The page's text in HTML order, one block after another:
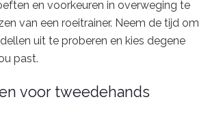
en voorkeuren in overweging te
van een roeitrainer. Neem de tijd om
uit te proberen en kies degene
past.
voor tweedehands